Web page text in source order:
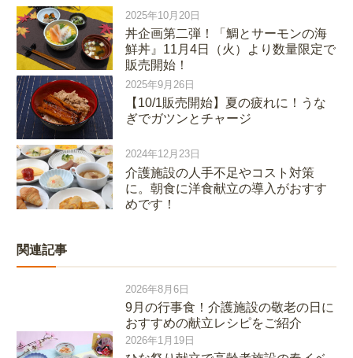
2025年10月20日
丼企画第二弾！「鯛とサーモンの海
鮮丼』11月4日（火）より数量限定で
販売開始！
2025年9月26日
【10/1販売開始】夏の疲れに！うな
ぎでガツンとチャージ
2024年12月23日
介護施設の人手不足やコスト対策
に。朝食に洋食献立の導入がおすす
めです！
関連記事
2026年8月6日
9月の行事食！介護施設の敬老の日に
おすすめの献立レシピをご紹介
2026年1月19日